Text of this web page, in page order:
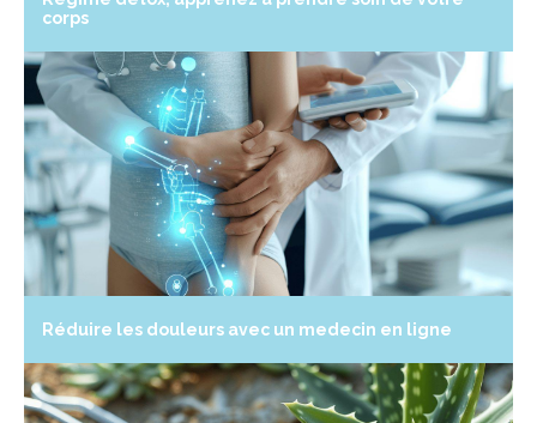
corps
Réduire les douleurs avec un medecin en ligne